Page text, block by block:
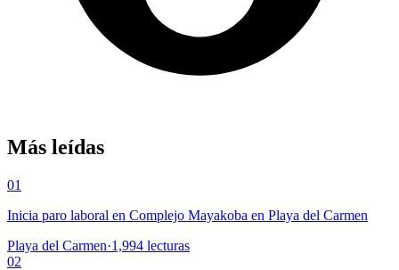
Más leídas
01
Inicia paro laboral en Complejo Mayakoba en Playa del Carmen
Playa del Carmen·1,994 lecturas
02